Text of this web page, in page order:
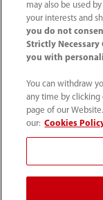
SAC:
Aviso de
Mindray do
may also be used
your interests and
you do not
Strictly
you with
You can withdraw
any time by clicking
page of our
our: Cookies